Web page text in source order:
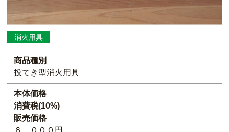
消火用具
商品種別
投てき型消火用具
本体価格
消費税(10%)
販売価格